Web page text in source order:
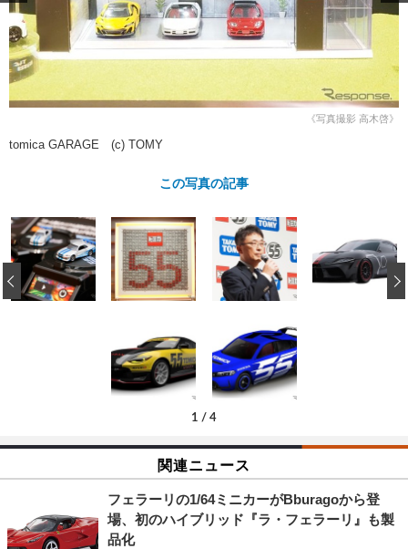
鈑金・塗装
ヘッドライト磨き コーティング
フィルム・ラッピング
小キズ直し 防錆
特集記事
ストップ 不具合修理＆粗悪修理
カーメーカー「旧車」関連プロジェ
ショップ紹介
ショップレポート プロショップ検索
レストア
カーメーカー「旧車」関連プロジ
イベント
《写真撮影 高木啓》
tomica GARAGE (c) TOMY
この写真の記事
1 / 4
‹
関連ニュース
フェラーリの1/64ミニカーがBburagoから登
場、初のハイブリッド『ラ・フェラーリ』も製
品化